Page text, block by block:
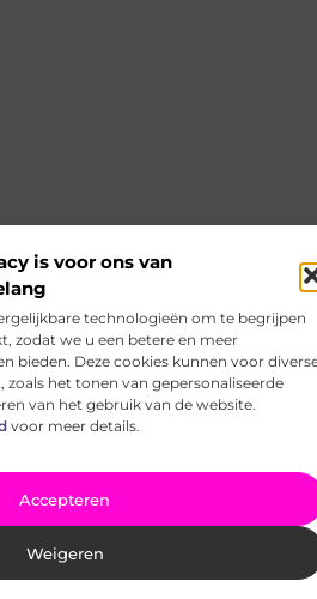
kun je verwachten?
weer in Deventer van
je hier woont, ervaar je de